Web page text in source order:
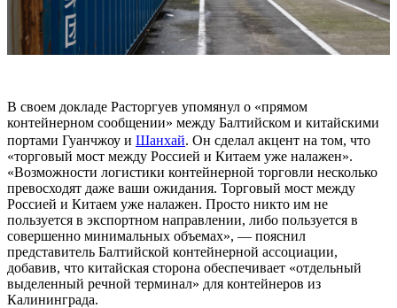
В своем докладе Расторгуев упомянул о «прямом
контейнерном сообщении» между Балтийском и китайскими
портами Гуанчжоу и Шанхай. Он сделал акцент на том, что
«торговый мост между Россией и Китаем уже налажен».
«Возможности логистики контейнерной торговли несколько
превосходят даже ваши ожидания. Торговый мост между
Россией и Китаем уже налажен. Просто никто им не
пользуется в экспортном направлении, либо пользуется в
совершенно минимальных объемах», — пояснил
представитель Балтийской контейнерной ассоциации,
добавив, что китайская сторона обеспечивает «отдельный
выделенный речной терминал» для контейнеров из
Калининграда.